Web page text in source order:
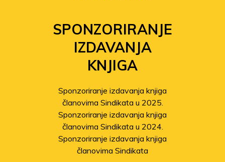
SPONZORIRANJE
IZDAVANJA
KNJIGA
Sponzoriranje izdavanja knjiga
članovima Sindikata u 2025.
Sponzoriranje izdavanja knjiga
članovima Sindikata u 2024.
Sponzoriranje izdavanja knjiga
članovima Sindikata